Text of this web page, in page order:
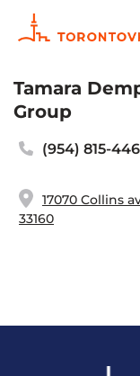
Tamara
Group
(954) 815-
17070 Collins
33160